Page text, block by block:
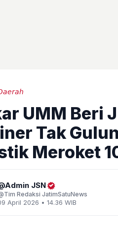
UMM Beri
Tak
Meroket
Admin JSN
Tim Redaksi JatimSatuNews
April 2026 • 14.36 WIB